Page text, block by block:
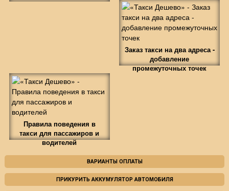
Заказ такси на два адреса -
добавление
промежуточных точек
Правила поведения в
такси для пассажиров и
водителей
ВАРИАНТЫ ОПЛАТЫ
ПРИКУРИТЬ АККУМУЛЯТОР АВТОМОБИЛЯ